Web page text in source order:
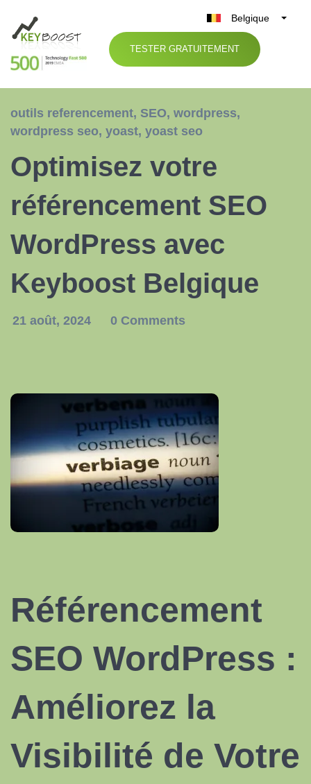
Belgique
België
Nederland
TESTER GRATUITEMENT
outils referencement, SEO, wordpress,
wordpress seo, yoast, yoast seo
Optimisez votre
référencement SEO
WordPress avec
Keyboost Belgique
21 août, 2024 0 Comments
Référencement
SEO WordPress :
Améliorez la
Visibilité de Votre